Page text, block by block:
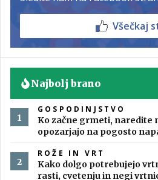
Všečkaj
Najbolj brano
GOSPODINJSTVO
Ko začne grmeti, naredite
opozarjajo na pogosto
ROŽE IN VRT
Kako dolgo potrebujejo
rasti, cvetenju in negi